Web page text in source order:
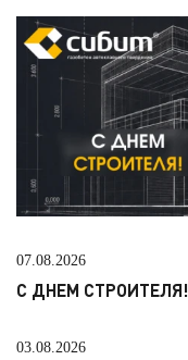
07.08.2026
С ДНЕМ СТРОИТЕЛЯ!
03.08.2026